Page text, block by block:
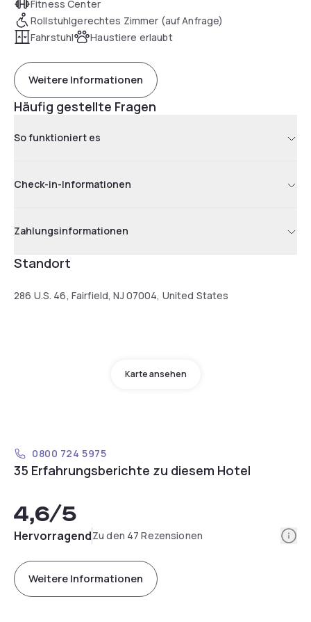
Fitness Center
Rollstuhlgerechtes Zimmer (auf Anfrage)
Fahrstuhl
Haustiere erlaubt
Weitere Informationen
Häufig gestellte Fragen
So funktioniert es
Check-in-Informationen
Zahlungsinformationen
Standort
286 U.S. 46, Fairfield, NJ 07004, United States
Karte ansehen
0800 724 5975
35 Erfahrungsberichte zu diesem Hotel
4,6/5
HervorragendZu den 47 Rezensionen
Weitere Informationen